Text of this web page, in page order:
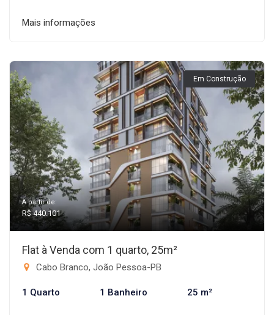
Mais informações
Em Construção
A partir de:
R$ 440.101
Flat à Venda com 1 quarto, 25m²
Cabo Branco, João Pessoa-PB
1 Quarto 1 Banheiro 25 m²